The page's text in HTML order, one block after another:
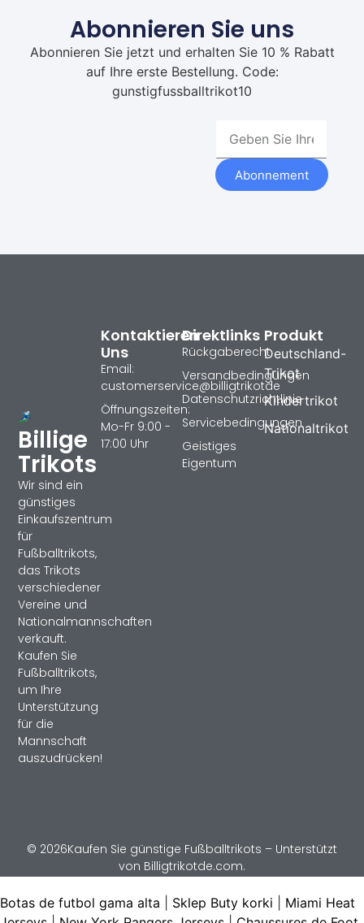
Abonnieren Sie uns
Abonnieren Sie jetzt und erhalten Sie 10 % Rabatt
auf Ihre erste Bestellung. Code:
gunstigfussballtrikot10
Abonnement
Billige
Trikots
Wir sind ein
günstiges
Einkaufszentrum
für
Fußballtrikots,
das Trikots
verschiedener
Vereine und
Nationalmannschaften
verkauft.
Kaufen Sie
Fußballtrikots,
um Ihre
Unterstützung
für die
Mannschaft
auszudrücken!
Produkt
Deutschland-
Trikot
Kindertrikot
Nationaltrikot
Direktlinks
Rückgaberecht
Versandbedingungen
Datenschutzrichtlinie
Servicebedingungen
Geistiges
Eigentum
Kontaktieren
Uns
Email:
customerservice@billigtrikotde
Öffnungszeiten:
Mo-Fr 9:00 -
17:00 Uhr
© 2026Kaufen Sie günstige Fußballtrikots – Unterstützt
von Billigtrikotde.com.
Botas de futbol gama alta Sklep Buty korki
Miami Heat